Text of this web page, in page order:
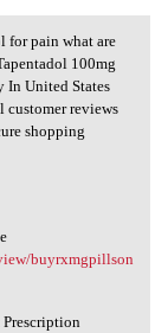
for pain what are
100mg
In United States
customer reviews
shopping
buyrxmgpillson